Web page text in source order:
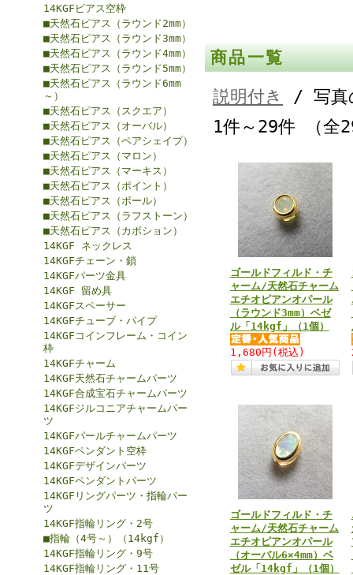
14KGFピアス空枠
■天然石ピアス（ラウンド2mm）
■天然石ピアス（ラウンド3mm）
■天然石ピアス（ラウンド4mm）
■天然石ピアス（ラウンド5mm）
■天然石ピアス（ラウンド6mm
～）
■天然石ピアス（スクエア）
■天然石ピアス（オーバル）
■天然石ピアス（ペアシェイプ）
■天然石ピアス（マロン）
■天然石ピアス（マーキス）
■天然石ピアス（ポイント）
■天然石ピアス（ボール）
■天然石ピアス（ラフストーン）
■天然石ピアス（カボション）
14KGF ネックレス
14KGFチェーン・鎖
14KGFパーツ金具
14KGF 留め具
14KGFスペーサー
14KGFチューブ・パイプ
14KGFコインフレーム・コイン
枠
14KGFチャーム
14KGF天然石チャームパーツ
14KGF合成宝石チャームパーツ
14KGFジルコニアチャームパー
ツ
14KGFパールチャームパーツ
14KGFペンダント空枠
14KGFデザインパーツ
14KGFペンダントパーツ
14KGFリングパーツ・指輪パー
ツ
14KGF指輪リング・2号
■指輪（4号～）（14kgf）
14KGF指輪リング・9号
14KGF指輪リング・11号
商品一覧
説明付き
/ 写真
1件～29件 （全
ゴールドフィルド・チ
ャーム/天然石チャーム
エチオピアンオパール
（ラウンド3mm）ベゼ
ル「14kgf」（1個）
1,680円 (税込)
ゴールドフィルド・チ
ャーム/天然石チャーム
エチオピアンオパール
（オーバル6×4mm）ベ
ゼル「14kgf」（1個）